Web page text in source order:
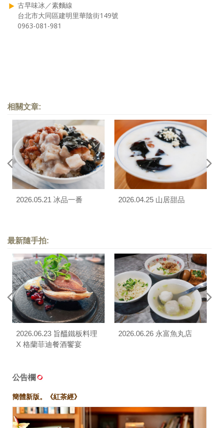
古早味冰／素麵線
台北市大同區建明里華陰街149號
0963-081-981
相關文章:
2026.05.21 冰品一番 2026.04.25 山居甜品
最新隨手拍:
2026.06.23 旨醞鐵板料理
X 格蘭菲迪餐酒饗宴
2026.06.26 永富魚丸店
公告欄
簡體新版。《紅茶經》